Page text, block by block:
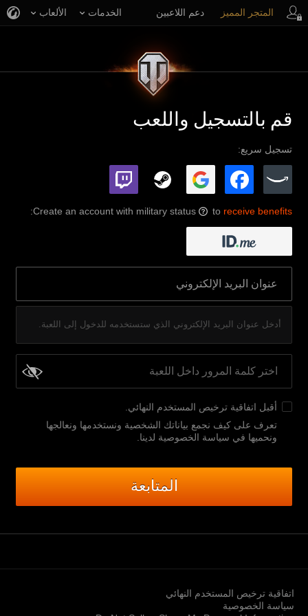
الألعاب الخدمات المتجر المميز دعم اللاعبين
قم بالتسجيل واللعب
تسجيل سريع:
Create an account with military status ? to receive benefits
:
أدخل عنوان البريد الإلكتروني الذي ستستخدمه للدخول إلى اللعبة.
أقبل اتفاقية ترخيص المستخدم النهائي
تعرف على كيف نجمع بياناتك الشخصية ونستخدمها ونعالجها
ونحميها في سياسة الخصوصية لدينا
المتابعة
اتفاقية ترخيص المستخدم النهائي
سياسة الخصوصية